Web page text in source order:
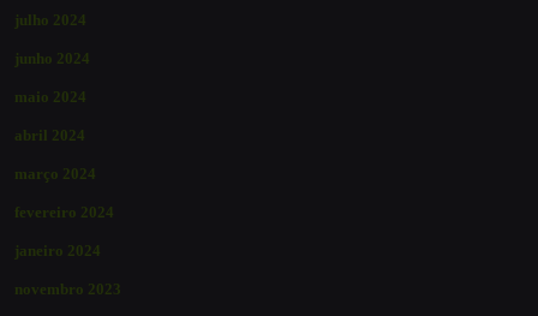
julho 2024
junho 2024
maio 2024
abril 2024
março 2024
fevereiro 2024
janeiro 2024
novembro 2023